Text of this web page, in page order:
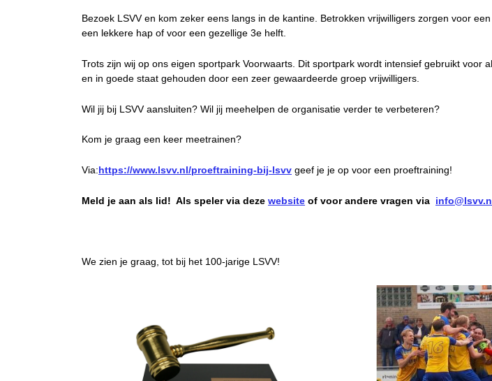
Bezoek LSVV en kom zeker eens langs in de kantine. Betrokken vrijwilligers zorgen voor
een lekkere hap of voor een gezellige 3e helft.
Trots zijn wij op ons eigen sportpark Voorwaarts. Dit sportpark wordt intensief gebruikt voor
en in goede staat gehouden door een zeer gewaardeerde groep vrijwilligers.
Wil jij bij LSVV aansluiten? Wil jij meehelpen de organisatie verder te verbeteren?
Kom je graag een keer meetrainen?
Via:https://www.lsvv.nl/proeftraining-bij-lsvv geef je je op voor een proeftraining!
Meld je aan als lid! Als speler via deze website of voor andere vragen via
We zien je graag, tot bij het 100-jarige LSVV!